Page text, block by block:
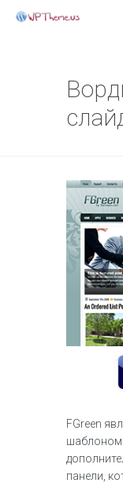
FGreen
шаблоном
панели,